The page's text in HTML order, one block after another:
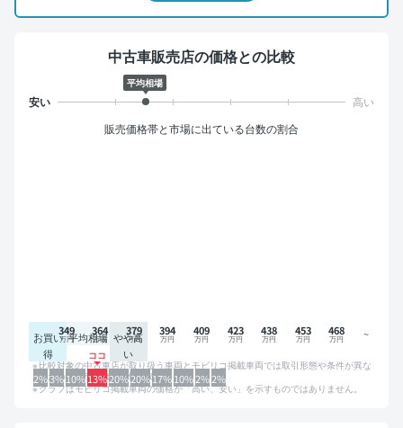
中古車販売店の価格との比較
平均相場
販売価格帯と市場に出ている台数の割合
お買い
得
平均相場 やや高
い
2%3%10%13%20%20%17%10%2%2%
349 364 379 394 409 423 438 453 468
比較対象の中古車店が取り扱う車両とモビリコ掲載車両では取引形態や条件が異な
るため、グラフは参考情報です。
グラフはモビリコ掲載車両の価格が「高い、安い」を示すものではありません。